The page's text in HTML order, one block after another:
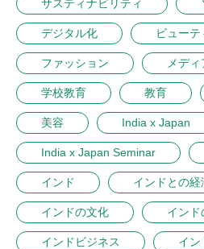
サスティナビリティ
デジタル化 ビューテ
ファッション メデ
学校教育 教育
美容 India x Japan
India x Japan Seminar
インド インドとの経
インドの文化 インド
インドビジネス イン